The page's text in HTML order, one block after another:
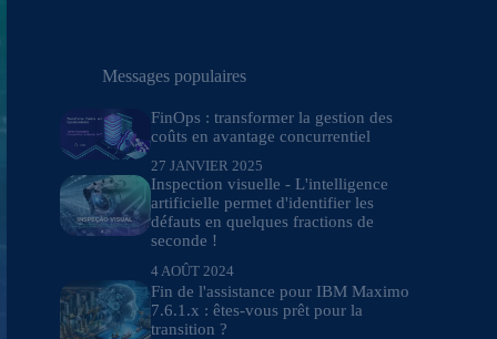
Messages populaires
FinOps : transformer la gestion des
coûts en avantage concurrentiel
27 JANVIER 2025
Inspection visuelle - L'intelligence
artificielle permet d'identifier les
défauts en quelques fractions de
seconde !
4 AOÛT 2024
Fin de l'assistance pour IBM Maximo
7.6.1.x : êtes-vous prêt pour la
transition ?